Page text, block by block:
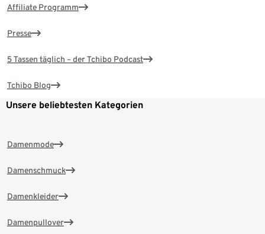
Affiliate Programm
Presse
5 Tassen täglich – der Tchibo Podcast
Tchibo Blog
Unsere beliebtesten Kategorien
Damenmode
Damenschmuck
Damenkleider
Damenpullover